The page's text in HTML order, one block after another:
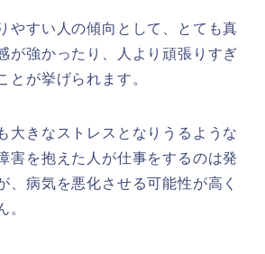
やすい人の傾向として、とても真
が強かったり、人より頑張りすぎ
とが挙げられます。
大きなストレスとなりうるような
害を抱えた人が仕事をするのは発
、病気を悪化させる可能性が高く
。